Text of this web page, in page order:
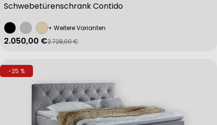
Schwebetürenschrank Contido
+ Weitere Varianten
Verkaufspreis
2.050,00 €
Regulärer Preis
2.728,00 €
-25 %